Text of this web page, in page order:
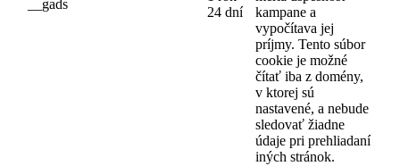
__gads
24 dní
kampane a
vypočítava jej
príjmy. Tento súbor
cookie je možné
čítať iba z domény,
v ktorej sú
nastavené, a nebude
sledovať žiadne
údaje pri prehliadaní
iných stránok.